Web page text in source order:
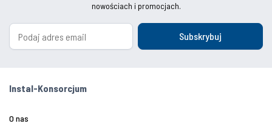
nowościach i promocjach.
Subskrybuj
Instal-Konsorcjum
O nas